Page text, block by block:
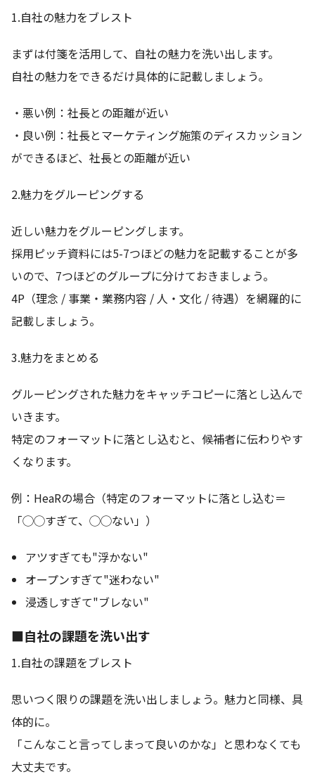
1.自社の魅力をブレスト
まずは付箋を活用して、自社の魅力を洗い出します。
自社の魅力をできるだけ具体的に記載しましょう。
・悪い例：社長との距離が近い
・良い例：社長とマーケティング施策のディスカッション
ができるほど、社長との距離が近い
2.魅力をグルーピングする
近しい魅力をグルーピングします。
採用ピッチ資料には5-7つほどの魅力を記載することが多
いので、7つほどのグループに分けておきましょう。
4P（理念 / 事業・業務内容 / 人・文化 / 待遇）を網羅的に
記載しましょう。
3.魅力をまとめる
グルーピングされた魅力をキャッチコピーに落とし込んで
いきます。
特定のフォーマットに落とし込むと、候補者に伝わりやす
くなります。
例：HeaRの場合（特定のフォーマットに落とし込む＝
「◯◯すぎて、◯◯ない」）
アツすぎても"浮かない"
オープンすぎて"迷わない"
浸透しすぎて"ブレない"
■自社の課題を洗い出す
1.自社の課題をブレスト
思いつく限りの課題を洗い出しましょう。魅力と同様、具
体的に。
「こんなこと言ってしまって良いのかな」と思わなくても
大丈夫です。